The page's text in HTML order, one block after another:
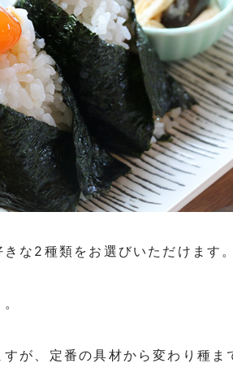
な2種類をお選びいただけます。
が、定番の具材から変わり種